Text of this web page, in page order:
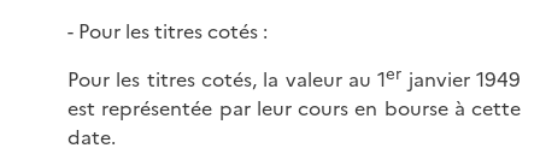
- Pour les titres cotés :
Pour les titres cotés, la valeur au 1er janvier 1949
est représentée par leur cours en bourse à cette
date.